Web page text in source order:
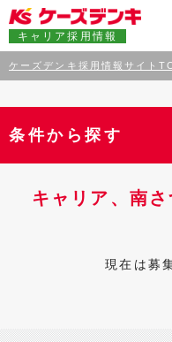
キャリア採用情報
ケーズデンキ採用情報サイト
条件から探す
キャリア、南
現在は募